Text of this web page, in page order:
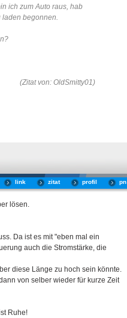
ich zum Auto raus, hab
laden begonnen.
(Zitat von: OldSmitty01)
pn
profil
zitat
link
lösen.
Da ist es mit "eben mal ein
auch die Stromstärke, die
diese Länge zu hoch sein könnte.
von selber wieder für kurze Zeit
Ruhe!